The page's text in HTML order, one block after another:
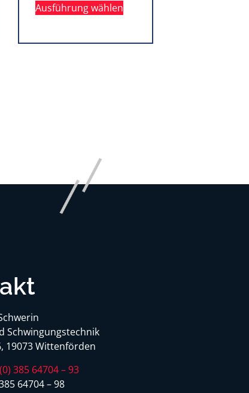
Ausführung wählen
Schwingungstechnik
19073 Wittenförden
385 64704 – 93
64704 – 98